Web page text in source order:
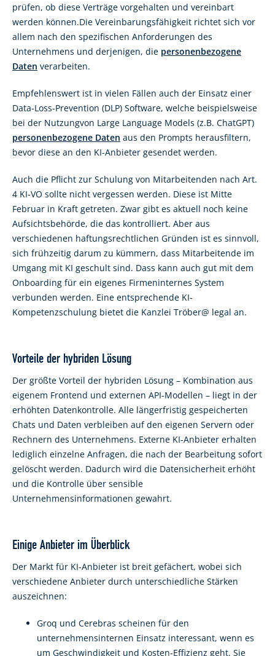
prüfen, ob diese Verträge vorgehalten und vereinbart
werden können.Die Vereinbarungsfähigkeit richtet sich vor
allem nach den spezifischen Anforderungen des
Unternehmens und derjenigen, die personenbezogene
Daten verarbeiten.
Empfehlenswert ist in vielen Fällen auch der Einsatz einer
Data-Loss-Prevention (DLP) Software, welche beispielsweise
bei der Nutzungvon Large Language Models (z.B. ChatGPT)
personenbezogene Daten aus den Prompts herausfiltern,
bevor diese an den KI-Anbieter gesendet werden.
Auch die Pflicht zur Schulung von Mitarbeitenden nach Art.
4 KI-VO sollte nicht vergessen werden. Diese ist Mitte
Februar in Kraft getreten. Zwar gibt es aktuell noch keine
Aufsichtsbehörde, die das kontrolliert. Aber aus
verschiedenen haftungsrechtlichen Gründen ist es sinnvoll,
sich frühzeitig darum zu kümmern, dass Mitarbeitende im
Umgang mit KI geschult sind. Dass kann auch gut mit dem
Onboarding für ein eigenes Firmeninternes System
verbunden werden. Eine entsprechende KI-
Kompetenzschulung bietet die Kanzlei Tröber@ legal an.
Vorteile der hybriden Lösung
Der größte Vorteil der hybriden Lösung – Kombination aus
eigenem Frontend und externen API-Modellen – liegt in der
erhöhten Datenkontrolle. Alle längerfristig gespeicherten
Chats und Daten verbleiben auf den eigenen Servern oder
Rechnern des Unternehmens. Externe KI-Anbieter erhalten
lediglich einzelne Anfragen, die nach der Bearbeitung sofort
gelöscht werden. Dadurch wird die Datensicherheit erhöht
und die Kontrolle über sensible
Unternehmensinformationen gewahrt.
Einige Anbieter im Überblick
Der Markt für KI-Anbieter ist breit gefächert, wobei sich
verschiedene Anbieter durch unterschiedliche Stärken
auszeichnen:
Groq und Cerebras scheinen für den
unternehmensinternen Einsatz interessant, wenn es
um Geschwindigkeit und Kosten-Effizienz geht. Sie